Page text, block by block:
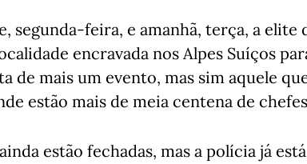
segunda-feira, e amanhã, terça, a elite
encravada nos Alpes Suíços
de mais um evento, mas sim aquele
estão mais de meia centena de
estão fechadas, mas a polícia já